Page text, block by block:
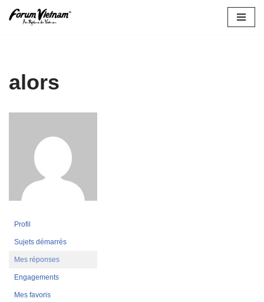
alors
Profil
Sujets démarrés
Mes réponses
Engagements
Mes favoris